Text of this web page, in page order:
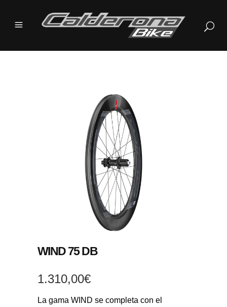
WIND 75 DB
1.310,00€
La gama WIND se completa con el